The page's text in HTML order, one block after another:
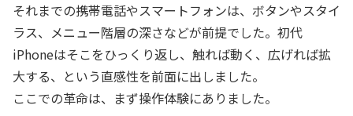
それまでの携帯電話やスマートフォンは、ボタンやスタイ
ラス、メニュー階層の深さなどが前提でした。初代
iPhoneはそこをひっくり返し、触れば動く、広げれば拡
大する、という直感性を前面に出しました。
ここでの革命は、まず操作体験にありました。